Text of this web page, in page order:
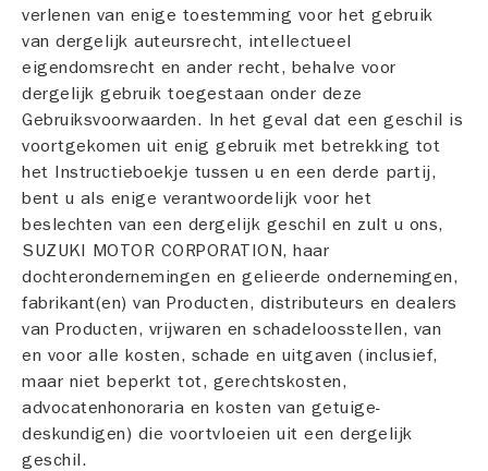
verlenen van enige toestemming voor het gebruik
van dergelijk auteursrecht, intellectueel
eigendomsrecht en ander recht, behalve voor
dergelijk gebruik toegestaan onder deze
Gebruiksvoorwaarden. In het geval dat een geschil is
voortgekomen uit enig gebruik met betrekking tot
het Instructieboekje tussen u en een derde partij,
bent u als enige verantwoordelijk voor het
beslechten van een dergelijk geschil en zult u ons,
SUZUKI MOTOR CORPORATION, haar
dochterondernemingen en gelieerde ondernemingen,
fabrikant(en) van Producten, distributeurs en dealers
van Producten, vrijwaren en schadeloosstellen, van
en voor alle kosten, schade en uitgaven (inclusief,
maar niet beperkt tot, gerechtskosten,
advocatenhonoraria en kosten van getuige-
deskundigen) die voortvloeien uit een dergelijk
geschil.